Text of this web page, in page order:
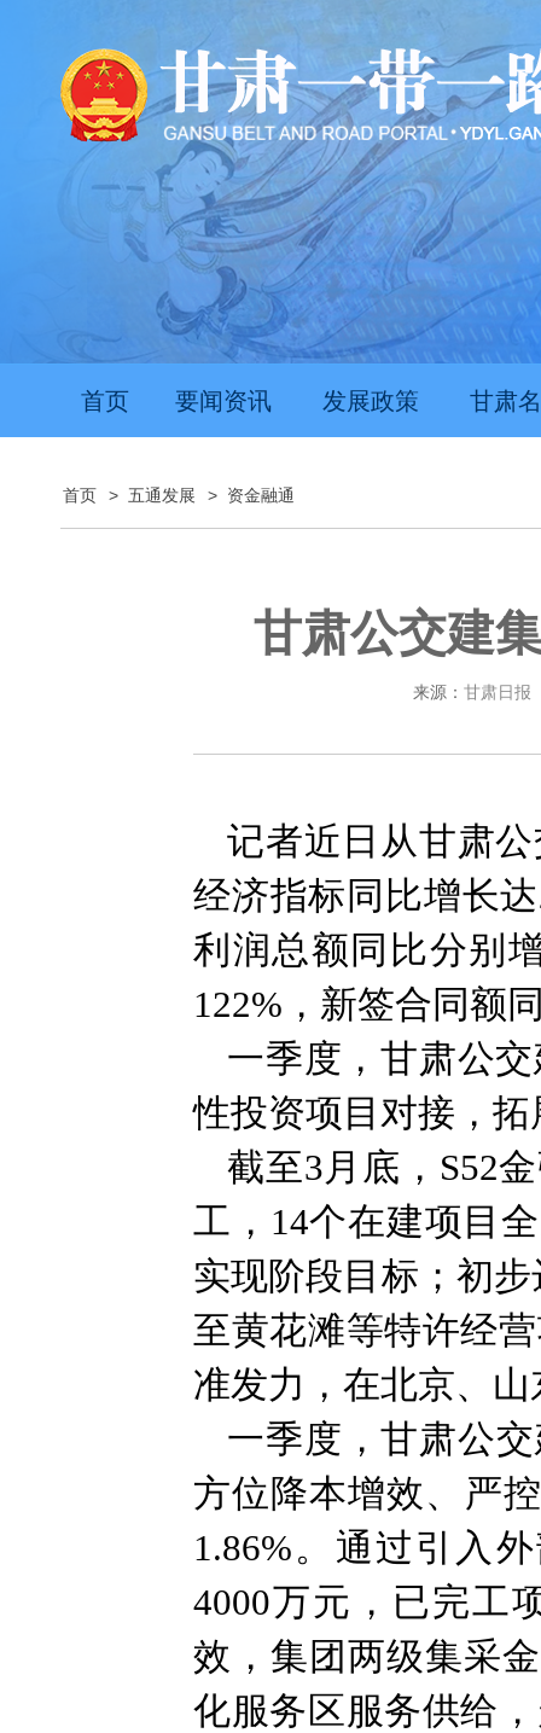
首页 要闻资讯 发展政策 甘肃
首页 > 五通发展 > 资金融通
甘肃公交建
来源： 甘肃日报
记者近日从甘肃
经济指标同比增长
利润总额同比分别
122%，新签合同额
一季度，甘肃公
性投资项目对接，
截至3月底，S52
工，14个在建项目
实现阶段目标；初
至黄花滩等特许经
准发力，在北京、
一季度，甘肃公
方位降本增效、严
1.86%。通过引入
4000万元，已完工
效，集团两级集采
化服务区服务供给